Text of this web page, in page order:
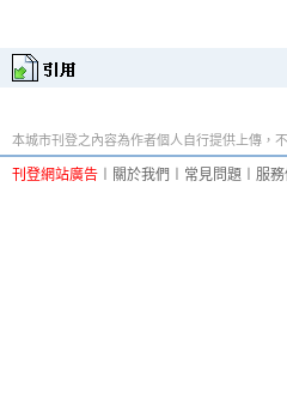
本城市刊登之內容為作者個人自行提供上傳，
刊登網站廣告 關於我們 常見問題 服